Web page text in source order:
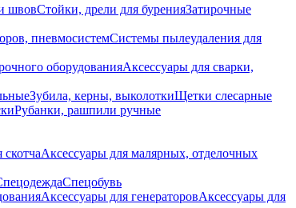
швовСтойки, дрели для буренияЗатирочные
пневмосистемСистемы пылеудаления для
оборудованияАксессуары для сварки,
Зубила, керны, выколоткиЩетки слесарные
Рубанки, рашпили ручные
Аксессуары для малярных, отделочных
Спецобувь
Аксессуары для генераторовАксессуары для